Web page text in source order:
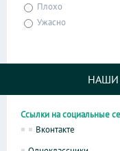
Плохо
Ужасно
НАШИ
Ссылки на социальные
Вконтакте